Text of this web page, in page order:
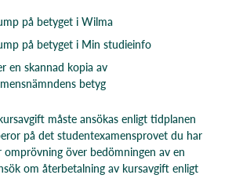
på betyget i Wilma
på betyget i Min studieinfo
en skannad kopia av
betyg
måste ansökas enligt tidplanen
på det studentexamensprovet du har
omprövning över bedömningen av en
om återbetalning av kursavgift enligt